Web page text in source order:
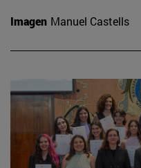
Imagen Manuel Castells